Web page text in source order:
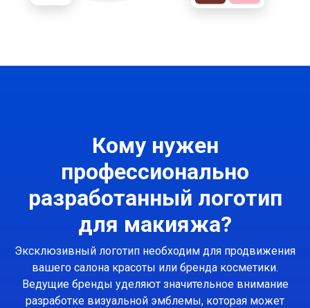
Кому нужен
профессионально
разработанный логотип
для макияжа?
Эксклюзивный логотип необходим для продвижения
вашего салона красоты или бренда косметики.
Ведущие бренды уделяют значительное внимание
разработке визуальной эмблемы, которая может